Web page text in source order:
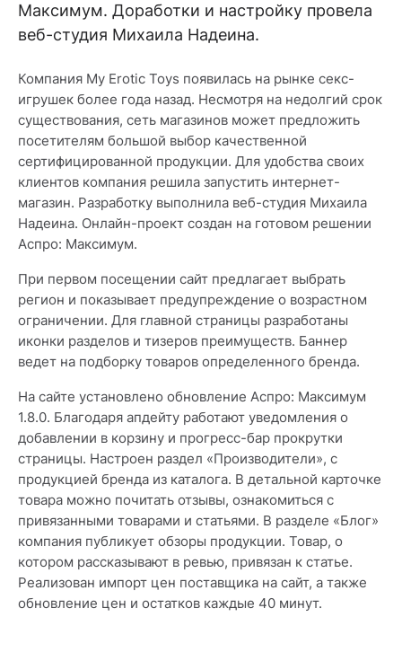
Максимум. Доработки и настройку провела
веб-студия Михаила Надеина.
Компания My Erotic Toys появилась на рынке секс-
игрушек более года назад. Несмотря на недолгий срок
существования, сеть магазинов может предложить
посетителям большой выбор качественной
сертифицированной продукции. Для удобства своих
клиентов компания решила запустить интернет-
магазин. Разработку выполнила веб-студия Михаила
Надеина. Онлайн-проект создан на готовом решении
Аспро: Максимум.
При первом посещении сайт предлагает выбрать
регион и показывает предупреждение о возрастном
ограничении. Для главной страницы разработаны
иконки разделов и тизеров преимуществ. Баннер
ведет на подборку товаров определенного бренда.
На сайте установлено обновление Аспро: Максимум
1.8.0. Благодаря апдейту работают уведомления о
добавлении в корзину и прогресс-бар прокрутки
страницы. Настроен раздел «Производители», с
продукцией бренда из каталога. В детальной карточке
товара можно почитать отзывы, ознакомиться с
привязанными товарами и статьями. В разделе «Блог»
компания публикует обзоры продукции. Товар, о
котором рассказывают в ревью, привязан к статье.
Реализован импорт цен поставщика на сайт, а также
обновление цен и остатков каждые 40 минут.